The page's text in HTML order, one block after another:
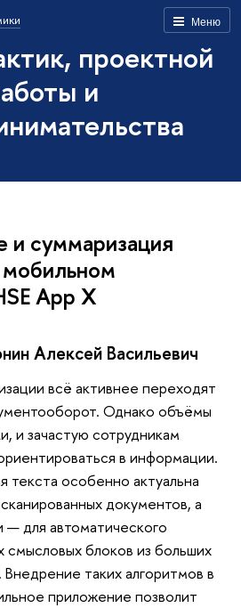
Меню
проектной
и
и суммаризация
App X
Алексей Васильевич
всё активнее переходят
Однако объёмы
и зачастую сотрудникам
в информации.
текста особенно актуальна
документов, а
— для автоматического
смысловых блоков из больших
таких алгоритмов в
приложение позволит